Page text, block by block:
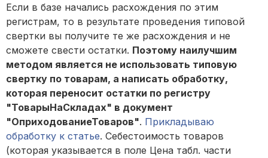
Если в базе начались расхождения по этим
регистрам, то в результате проведения типовой
свертки вы получите те же расхождения и не
сможете свести остатки. Поэтому наилучшим
методом является не использовать типовую
свертку по товарам, а написать обработку,
которая переносит остатки по регистру
"ТоварыНаСкладах" в документ
"ОприходованиеТоваров". Прикладываю
обработку к статье. Себестоимость товаров
(которая указывается в поле Цена табл. части